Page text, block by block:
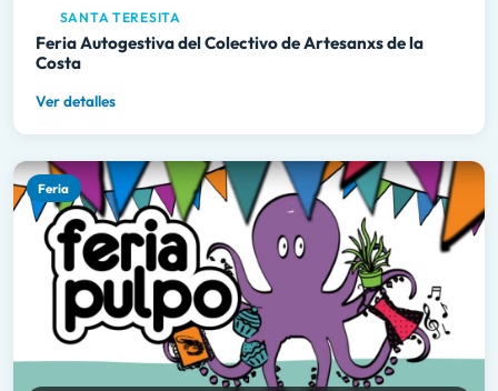
SANTA TERESITA
Feria Autogestiva del Colectivo de Artesanxs de la
Costa
Ver detalles
Feria